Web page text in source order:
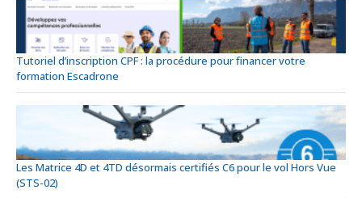
Tutoriel d’inscription CPF : la procédure pour financer votre
formation Escadrone
Les Matrice 4D et 4TD désormais certifiés C6 pour le vol Hors Vue
(STS-02)